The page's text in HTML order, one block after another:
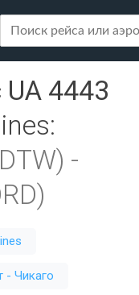
UA 4443
:
-
- Чикаго